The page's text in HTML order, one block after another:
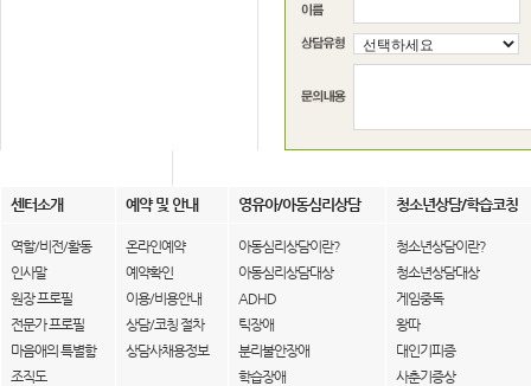
센터소개 예약 및 안내 영유아/아동심리상담 청소년상담/학습코칭
역할/비전/활동
인사말
원장 프로필
전문가 프로필
마음애의 특별함
조직도
온라인예약
예약확인
이용/비용안내
상담/코칭 절차
상담사채용정보
아동심리상담이란?
아동심리상담대상
ADHD
틱장애
분리불안장애
학습장애
청소년상담이란?
청소년상담대상
게임중독
왕따
대인기피증
사춘기증상